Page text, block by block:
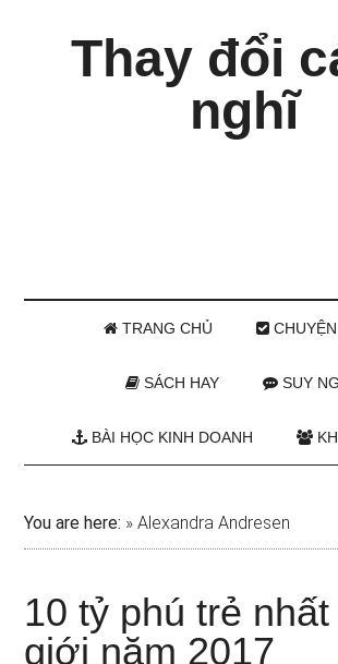
Thay đổi
nghĩ
TRANG CHỦ
SÁCH HAY SUY
BÀI HỌC KINH DOANH
You are here: »Alexandra Andresen
10 tỷ phú trẻ
giới năm 2017